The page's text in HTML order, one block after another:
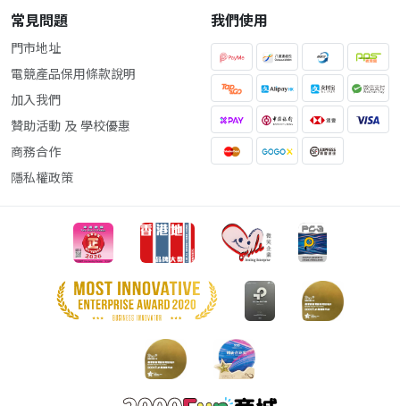
常見問題
門市地址
電競產品保用條款說明
加入我們
贊助活動 及 學校優惠
商務合作
隱私權政策
我們使用